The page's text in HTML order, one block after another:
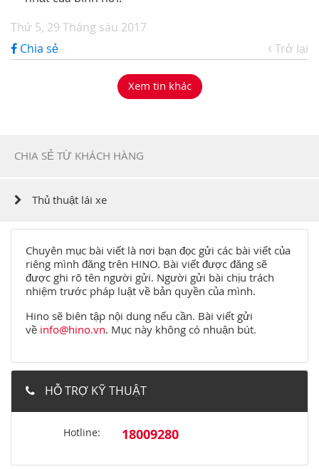
Thứ 5, 29 Tháng sáu 2017
Chia sẻ
Trở lại
Xem tin khác
CHIA SẺ TỪ KHÁCH HÀNG
Thủ thuật lái xe
Chuyên mục bài viết là nơi bạn đọc gửi các bài viết của
riêng mình đăng trên HINO. Bài viết được đăng sẽ
được ghi rõ tên người gửi. Người gửi bài chịu trách
nhiệm trước pháp luật về bản quyền của mình.
Hino sẽ biên tập nội dung nếu cần. Bài viết gửi
về info@hino.vn. Mục này không có nhuận bút.
HỖ TRỢ KỸ THUẬT
Hotline: 18009280